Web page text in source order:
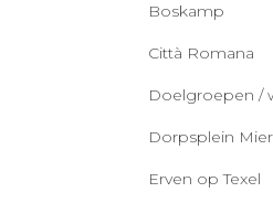
Boskamp
Città Romana
Doelgroepen /
Dorpsplein
Erven op Texel